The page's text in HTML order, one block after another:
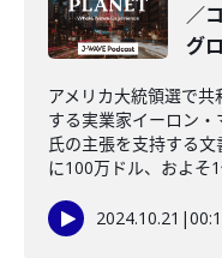
／
グ
アメリカ大統領選で
する実業家イーロン
氏の主張を支持する
に100万ドル、およそ
2024.10.21 |